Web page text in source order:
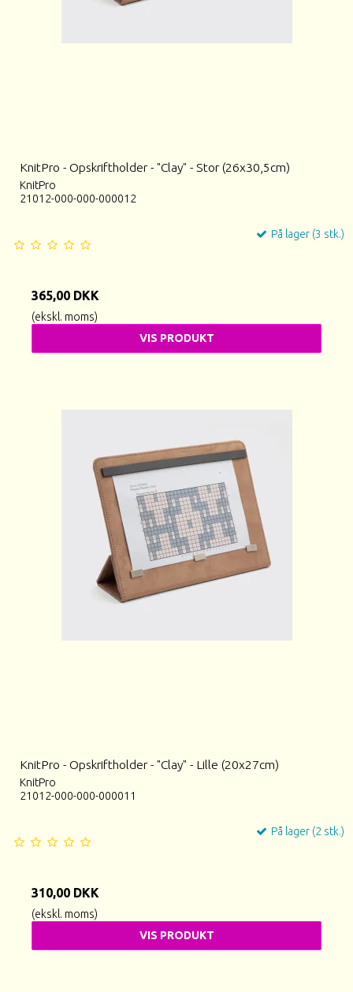
KnitPro - Opskriftholder - "Clay" - Stor (26x30,5cm)
KnitPro
21012-000-000-000012
På lager (3 stk.)
365,00 DKK
(ekskl. moms)
VIS PRODUKT
KnitPro - Opskriftholder - "Clay" - Lille (20x27cm)
KnitPro
21012-000-000-000011
På lager (2 stk.)
310,00 DKK
(ekskl. moms)
VIS PRODUKT